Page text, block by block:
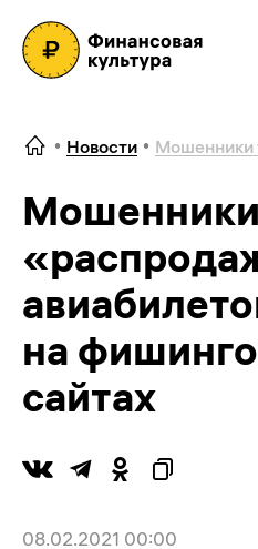
Новости Мошенники
на
сайтах
08.02.2021 00:00